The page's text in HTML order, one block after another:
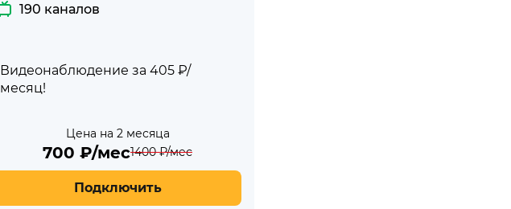
190 каналов
Видеонаблюдение за 405 ₽/
месяц!
Цена на 2 месяца
700 ₽/мес1400₽/мес
Подключить